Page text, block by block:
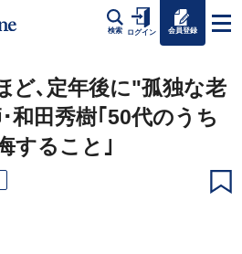
検索 ログイン 会員登録
ど､定年後に"孤独な老
田秀樹｢50代のうち
すること｣